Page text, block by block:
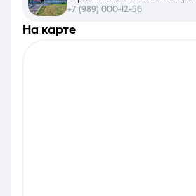
на карте
+7 (989) 000-12-56